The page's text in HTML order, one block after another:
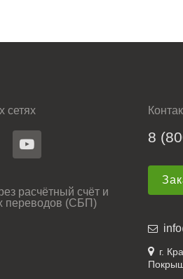
сетях
расчётный счёт и
переводов (СБП)
8
г.